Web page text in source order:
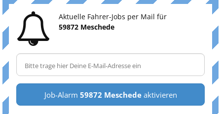
Aktuelle Fahrer-Jobs per Mail für
59872 Meschede
Job-Alarm 59872 Meschedeaktivieren